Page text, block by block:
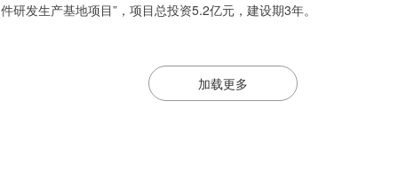
件研发生产基地项目”，项目总投资5.2亿元，建设期3年。
加载更多